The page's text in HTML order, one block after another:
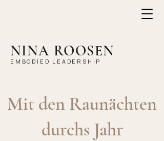
NINA ROOSEN
EMBODIED LEADERSHIP
Mit den Raunächten
durchs Jahr